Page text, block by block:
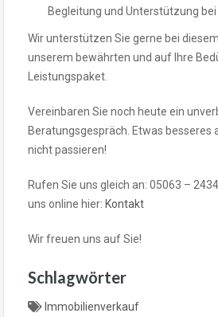
Begleitung und Unterstützung
Wir unterstützen Sie gerne bei
unserem bewährten und auf Ihre
Leistungspaket.
Vereinbaren Sie noch heute ein
Beratungsgespräch. Etwas besseres
nicht passieren!
Rufen Sie uns gleich an: 05063 –
uns online hier: Kontakt
Wir freuen uns auf Sie!
Schlagwörter
Immobilienverkauf